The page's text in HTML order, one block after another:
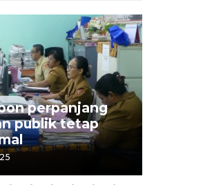
perpanjang
publik tetap